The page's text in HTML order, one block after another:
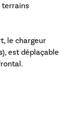
terrains
le chargeur
est déplaçable